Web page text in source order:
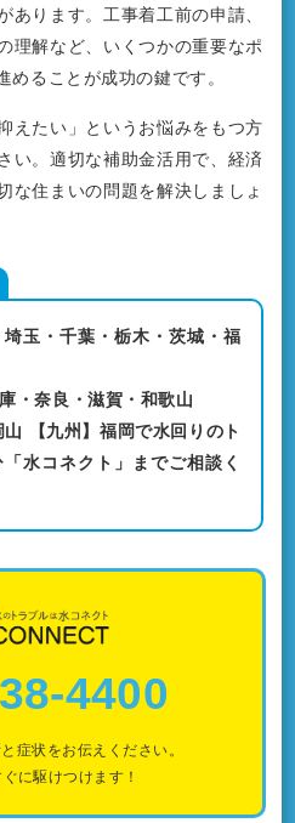
あります。工事着工前の申請、
理解など、いくつかの重要なポ
めることが成功の鍵です。
えたい」というお悩みをもつ方
い。適切な補助金活用で、経済
な住まいの問題を解決しましょ
埼玉・千葉・栃木・茨城・福
・奈良・滋賀・和歌山
山 【九州】福岡で水回りのト
水コネクト」までご相談く
4400
症状をお伝えください。
に駆けつけます！